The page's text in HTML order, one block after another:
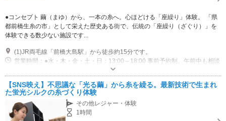
●コンセプト 繭（まゆ）から、一本の糸へ。心ほどける「座繰り」体験。 「県
都前橋生糸の市」として栄えた歴史ある街で、伝統の「座繰り（ざぐり）」を
体験できる数少ない施設です...
(1)JR両毛線「前橋大島駅」から徒歩約15分です。
営業時間：●水・木・金・土・日：13:00～18:00 事前予約制。午前中も相談
可能（HPなどでお問い合わせください）。 ●月・火：【相談可能】（2日前
【SNS映え】不思議な「光る繭」から糸を繰る。最新技術で生まれ
た蛍光シルクの糸づくり体験
その他レジャー・体験
1時間